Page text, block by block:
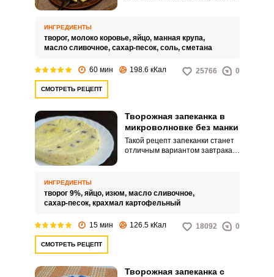
только свежие и натуральные
продукты.
ИНГРЕДИЕНТЫ
творог, молоко коровье, яйцо, манная крупа,
масло сливочное, сахар-песок, соль, сметана
60 мин 198.6 кКал 25766 0
СМОТРЕТЬ РЕЦЕПТ
Творожная запеканка в
микроволновке без манки
Такой рецепт запеканки станет
отличным вариантом завтрака
обычных продуктов.
ИНГРЕДИЕНТЫ
творог 9%, яйцо, изюм, масло сливочное,
сахар-песок, крахмал картофельный
15 мин 126.5 кКал 18092 0
СМОТРЕТЬ РЕЦЕПТ
Творожная запеканка с